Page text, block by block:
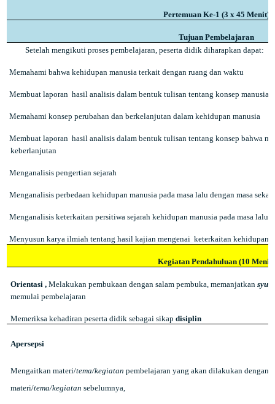
Pertemuan Ke-1 (3 x 45 Menit)
Tujuan Pembelajaran
Setelah mengikuti proses pembelajaran, peserta didik diharapkan dapat:
Memahami bahwa kehidupan manusia terkait dengan ruang dan waktu
Membuat laporan hasil analisis dalam bentuk tulisan tentang konsep manusia
Memahami konsep perubahan dan berkelanjutan dalam kehidupan manusia
Membuat laporan hasil analisis dalam bentuk tulisan tentang konsep bahwa
keberlanjutan
Menganalisis pengertian sejarah
Menganalisis perbedaan kehidupan manusia pada masa lalu dengan masa
Menganalisis keterkaitan persitiwa sejarah kehidupan manusia pada masa lalu
Menyusun karya ilmiah tentang hasil kajian mengenai keterkaitan kehidupan
Kegiatan Pendahuluan (10 Menit)
Orientasi , Melakukan pembukaan dengan salam pembuka, memanjatkan
memulai pembelajaran
Memeriksa kehadiran peserta didik sebagai sikap disiplin
Apersepsi
Mengaitkan materi/tema/kegiatan pembelajaran yang akan dilakukan dengan
materi/tema/kegiatan sebelumnya,